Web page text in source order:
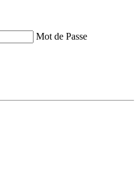
Mot de Passe